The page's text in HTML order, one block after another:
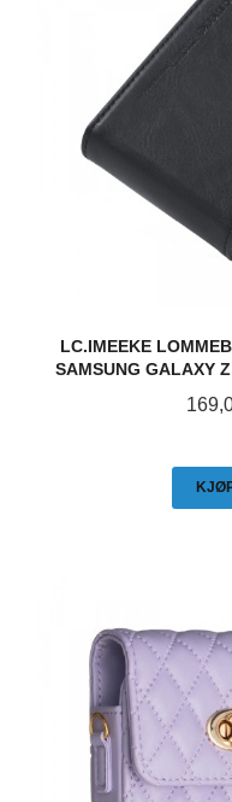
LC.IMEEKE
SAMSUNG GALAXY
Pris